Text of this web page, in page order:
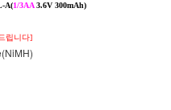
A(1/3AA3.6V 300mAh)
립니다]